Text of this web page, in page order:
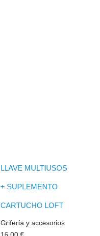
LLAVE MULTIUSOS
+ SUPLEMENTO
CARTUCHO LOFT
Grifería y accesorios